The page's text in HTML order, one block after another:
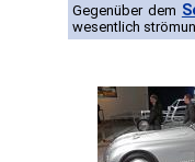
Gegenüber dem
wesentlich